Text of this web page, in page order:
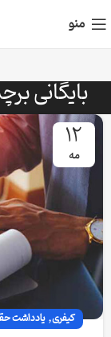
منو
بایگانی
12
مه
کیفری, یادداشت